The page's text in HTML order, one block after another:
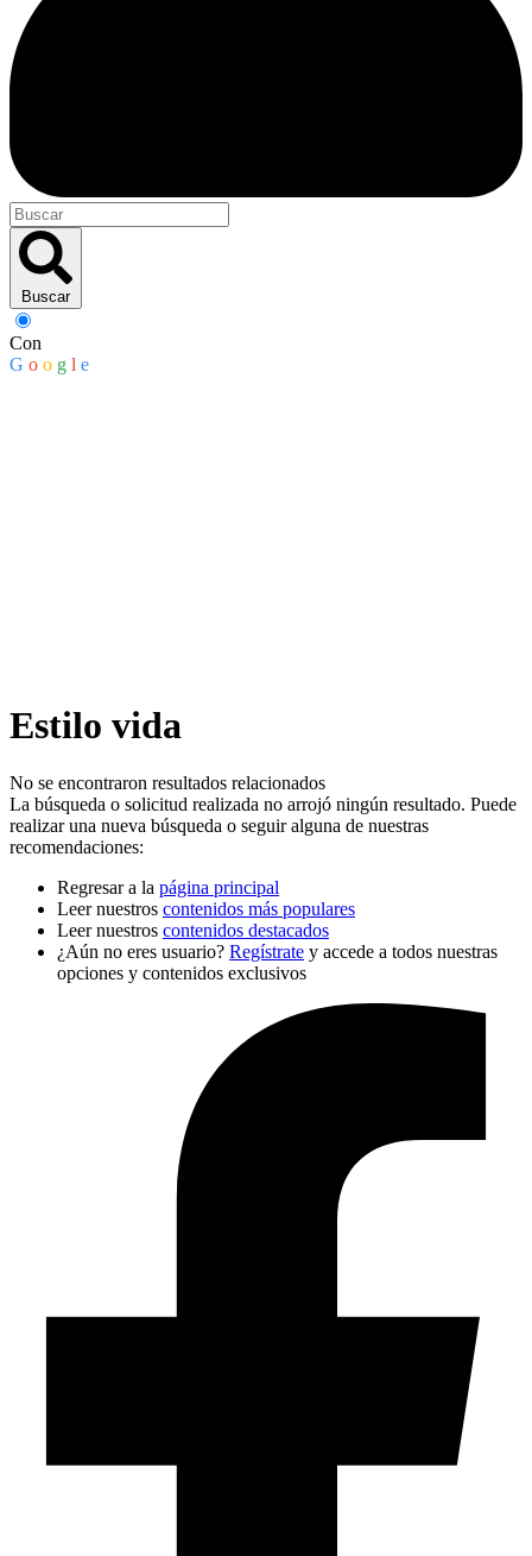
Buscar
Con
G o o g l e
Estilo vida
No se encontraron resultados relacionados
La búsqueda o solicitud realizada no arrojó ningún resultado. Puede
realizar una nueva búsqueda o seguir alguna de nuestras
recomendaciones:
Regresar a la página principal
Leer nuestros contenidos más populares
Leer nuestros contenidos destacados
¿Aún no eres usuario? Regístrate y accede a todos nuestras
opciones y contenidos exclusivos